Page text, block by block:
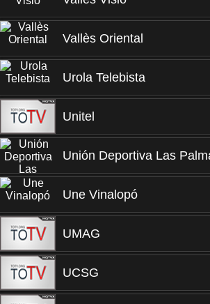
Vallès Oriental
Urola Telebista
Unitel
Unión Deportiva Las
Une Vinalopó
UMAG
UCSG